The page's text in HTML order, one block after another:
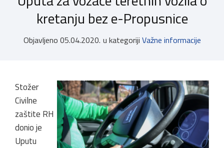
kretanju bez e-Propusnice
Objavljeno 05.04.2020. u kategoriji Važne informacije
Stožer
Civilne
zaštite RH
donio je
Uputu